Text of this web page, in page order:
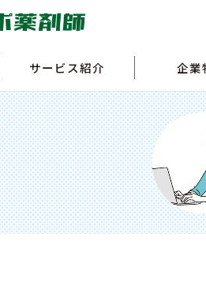
サービス紹介 企業